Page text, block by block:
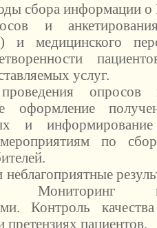
сбора информации
и
и медицинского
услуг.
опросов
оформление
и
по
Мониторинг
Контроль
пациентов.